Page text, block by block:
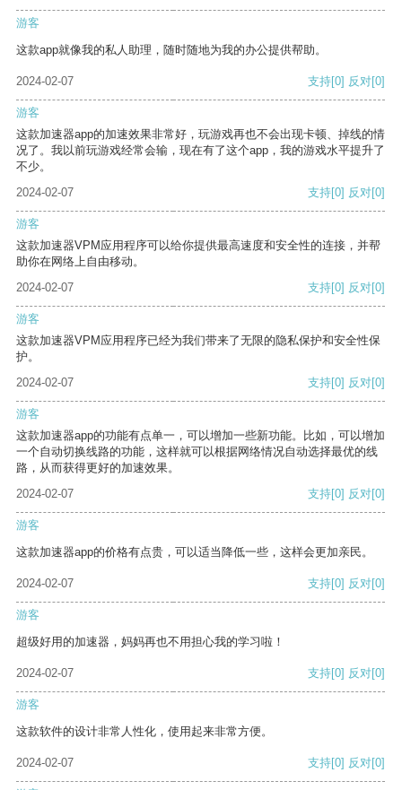
游客
这款app就像我的私人助理，随时随地为我的办公提供帮助。
2024-02-07 支持[0] 反对[0]
游客
这款加速器app的加速效果非常好，玩游戏再也不会出现卡顿、掉线的情
况了。我以前玩游戏经常会输，现在有了这个app，我的游戏水平提升了
不少。
2024-02-07
支持[0] 反对[0]
游客
这款加速器VPM应用程序可以给你提供最高速度和安全性的连接，并帮
助你在网络上自由移动。
2024-02-07
支持[0] 反对[0]
游客
这款加速器VPM应用程序已经为我们带来了无限的隐私保护和安全性保
护。
2024-02-07
支持[0] 反对[0]
游客
这款加速器app的功能有点单一，可以增加一些新功能。比如，可以增加
一个自动切换线路的功能，这样就可以根据网络情况自动选择最优的线
路，从而获得更好的加速效果。
2024-02-07
支持[0] 反对[0]
游客
这款加速器app的价格有点贵，可以适当降低一些，这样会更加亲民。
2024-02-07 支持[0] 反对[0]
游客
超级好用的加速器，妈妈再也不用担心我的学习啦！
2024-02-07 支持[0] 反对[0]
游客
这款软件的设计非常人性化，使用起来非常方便。
2024-02-07 支持[0] 反对[0]